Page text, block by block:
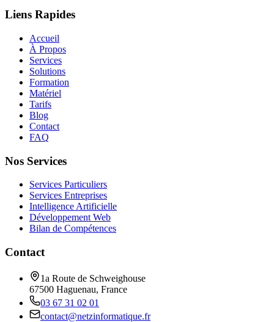
Liens Rapides
Accueil
À Propos
Services
Solutions
Formation
Matériel
Tarifs
Blog
Contact
FAQ
Nos Services
Services Particuliers
Services Entreprises
Intelligence Artificielle
Développement Web
Bilan de Compétences
Contact
1a Route de Schweighouse
67500 Haguenau, France
03 67 31 02 01
contact@netzinformatique.fr